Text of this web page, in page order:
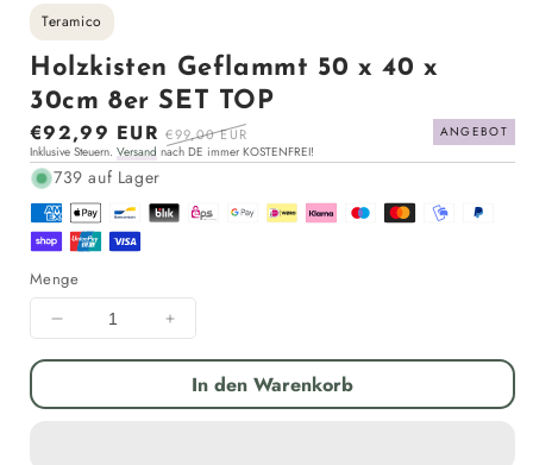
Teramico
Holzkisten Geflammt 50 x 40 x
30cm 8er SET TOP
Sonderpreis
€92,99 EUR Normaler
Preis
€99,00 EUR
ANGEBOT
Inklusive Steuern. Versand nach DE immer KOSTENFREI!
739 auf Lager
Menge
Menge
für
Geflammt
Menge
für
Holzkisten
Geflammt
In den Warenkorb